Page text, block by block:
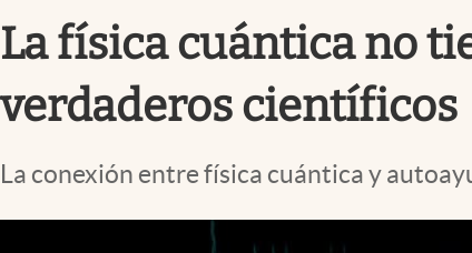
La física cuántica no
verdaderos científicos
La conexión entre física cuántica y